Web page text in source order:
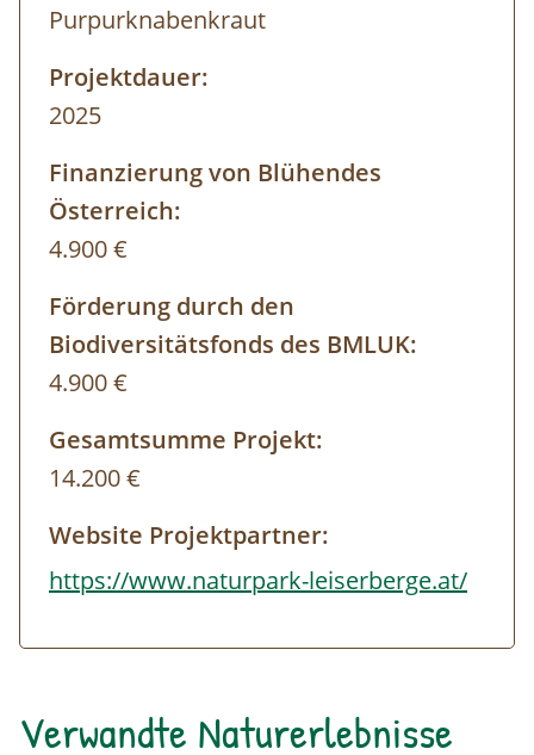
Purpurknabenkraut
Projektdauer:
2025
Finanzierung von Blühendes
Österreich:
4.900 €
Förderung durch den
Biodiversitätsfonds des BMLUK:
4.900 €
Gesamtsumme Projekt:
14.200 €
Website Projektpartner:
https://www.naturpark-leiserberge.at/
Verwandte Naturerlebnisse